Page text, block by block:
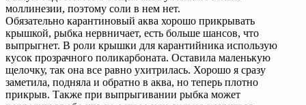
моллинезии, поэтому соли в нем нет.
Обязательно карантиновый аква хорошо прикрывать
крышкой, рыбка нервничает, есть больше шансов, что
выпрыгнет. В роли крышки для карантийника использую
кусок прозрачного поликарбоната. Оставила маленькую
щелочку, так она все равно ухитрилась. Хорошо я сразу
заметила, подняла и обратно в аква, но теперь плотно
прикрыв. Также при выпрыгивании рыбка может